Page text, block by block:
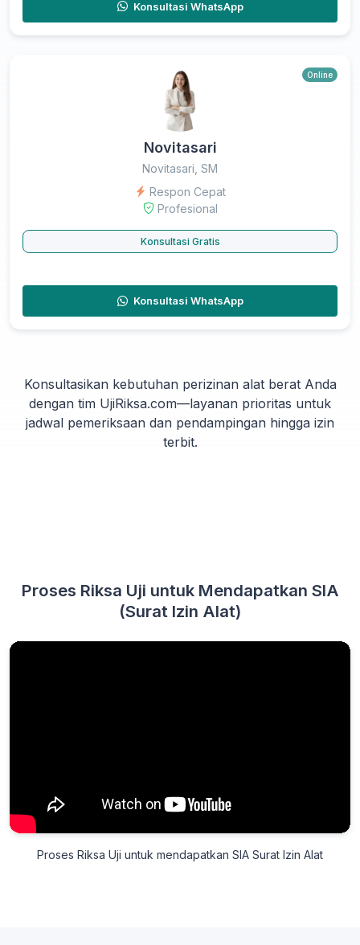
Konsultasi WhatsApp
Online
Novitasari
Novitasari, SM
Respon Cepat
Profesional
Konsultasi Gratis
Konsultasi WhatsApp
Konsultasikan kebutuhan perizinan alat berat Anda
dengan tim UjiRiksa.com—layanan prioritas untuk
jadwal pemeriksaan dan pendampingan hingga izin
terbit.
Proses Riksa Uji untuk Mendapatkan SIA
(Surat Izin Alat)
Proses Riksa Uji untuk mendapatkan SIA Surat Izin Alat